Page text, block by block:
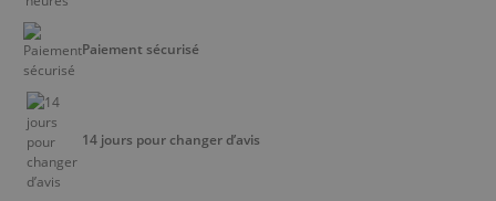
Paiement sécurisé
14 jours pour changer d’avis